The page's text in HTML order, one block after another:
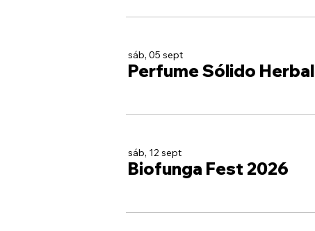
sáb, 05 sept
Perfume Sólido Herbal
sáb, 12 sept
Biofunga Fest 2026